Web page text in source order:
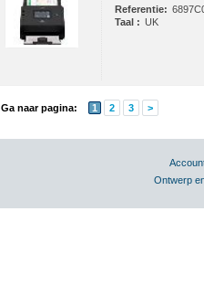
Referentie:
Taal : UK
Ga naar pagina: 1 2 3 >
Ontwerp